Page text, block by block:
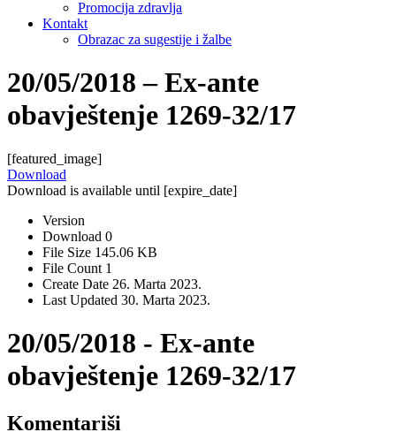
Promocija zdravlja
Kontakt
Obrazac za sugestije i žalbe
20/05/2018 – Ex-ante
obavještenje 1269-32/17
[featured_image]
Download
Download is available until [expire_date]
Version
Download 0
File Size 145.06 KB
File Count 1
Create Date 26. Marta 2023.
Last Updated 30. Marta 2023.
20/05/2018 - Ex-ante
obavještenje 1269-32/17
Komentariši